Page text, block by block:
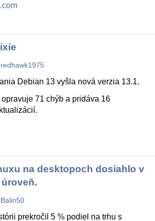
redhawk1975
Debian 13 vyšla nová verzia 13.1.
71 chýb a pridáva 16
na desktopoch dosiahlo v
Balin50
prekročil 5 % podiel na trhu s